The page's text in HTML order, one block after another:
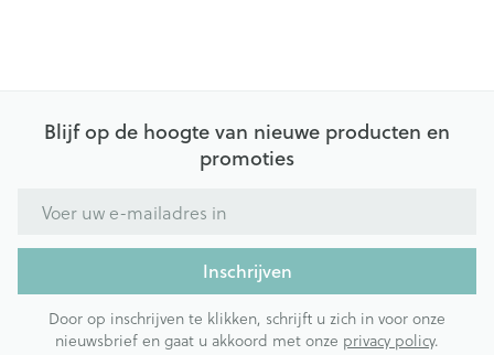
Blijf op de hoogte van nieuwe producten en
promoties
Inschrijven
Door op inschrijven te klikken, schrijft u zich in voor onze
nieuwsbrief en gaat u akkoord met onze privacy policy.